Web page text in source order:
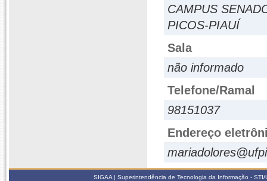
CAMPUS
PICOS-PIAUÍ
Sala
não informado
Telefone/Ramal
98151037
Endereço
SIGAA | Superintendência de Tecnologia da Informação -